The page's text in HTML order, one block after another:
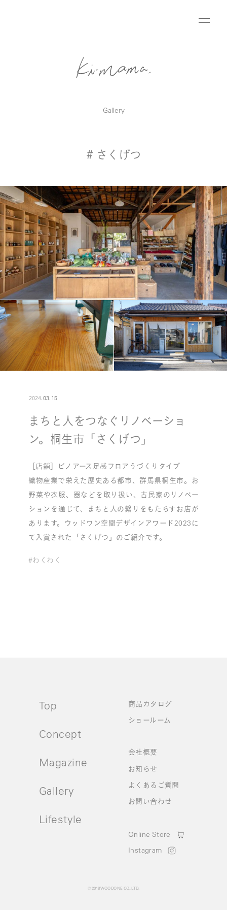
Gallery
# さくげつ
2024.03. 15
まちと人をつなぐリノベーショ
ン。桐生市「さくげつ」
［店舗］ピノアース足感フロアうづくりタイプ
織物産業で栄えた歴史ある都市、群馬県桐生市。お
野菜や衣服、器などを取り扱い、古民家のリノベー
ションを通じて、まちと人の繋りをもたらすお店が
あります。ウッドワン空間デザインアワード2023に
て入賞された「さくげつ」のご紹介です。
#わくわく
Top
Concept
Magazine
Gallery
Lifestyle
商品カタログ
ショールーム
会社概要
お知らせ
よくあるご質問
お問い合わせ
Online Store
Instagram
© 2018 WOODONE CO.,LTD.